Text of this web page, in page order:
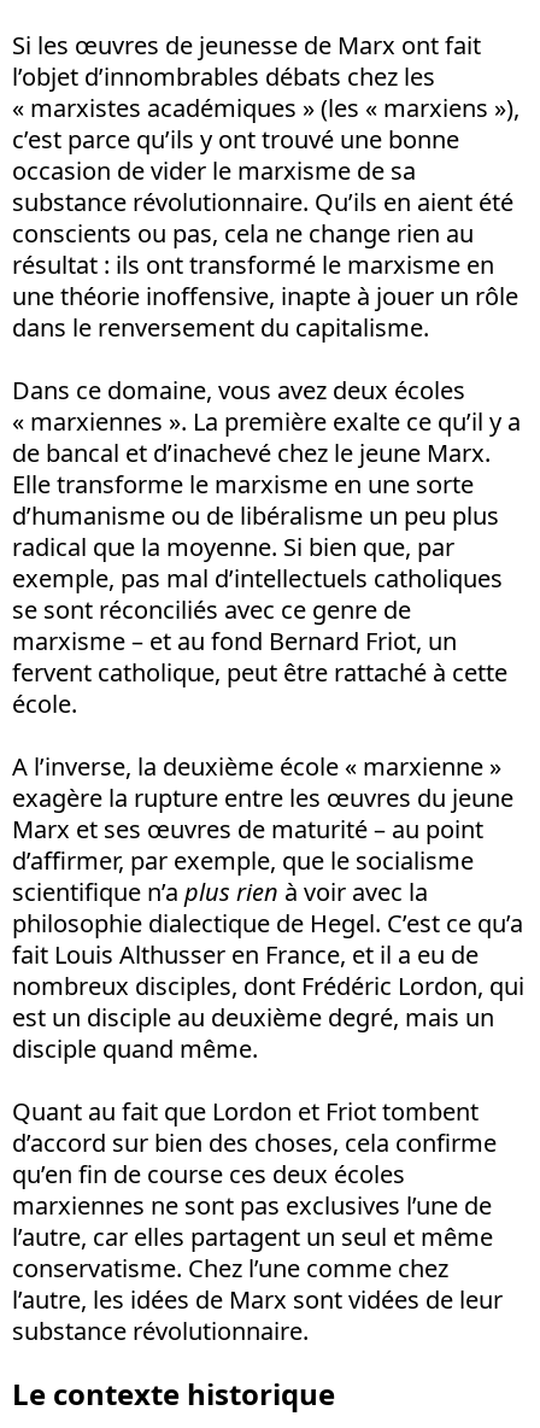
Si les œuvres de jeunesse de Marx ont fait
l’objet d’innombrables débats chez les
« marxistes académiques » (les « marxiens »),
c’est parce qu’ils y ont trouvé une bonne
occasion de vider le marxisme de sa
substance révolutionnaire. Qu’ils en aient été
conscients ou pas, cela ne change rien au
résultat : ils ont transformé le marxisme en
une théorie inoffensive, inapte à jouer un rôle
dans le renversement du capitalisme.
Dans ce domaine, vous avez deux écoles
« marxiennes ». La première exalte ce qu’il y a
de bancal et d’inachevé chez le jeune Marx.
Elle transforme le marxisme en une sorte
d’humanisme ou de libéralisme un peu plus
radical que la moyenne. Si bien que, par
exemple, pas mal d’intellectuels catholiques
se sont réconciliés avec ce genre de
marxisme – et au fond Bernard Friot, un
fervent catholique, peut être rattaché à cette
école.
A l’inverse, la deuxième école « marxienne »
exagère la rupture entre les œuvres du jeune
Marx et ses œuvres de maturité – au point
d’affirmer, par exemple, que le socialisme
scientifique n’a plus rien à voir avec la
philosophie dialectique de Hegel. C’est ce qu’a
fait Louis Althusser en France, et il a eu de
nombreux disciples, dont Frédéric Lordon, qui
est un disciple au deuxième degré, mais un
disciple quand même.
Quant au fait que Lordon et Friot tombent
d’accord sur bien des choses, cela confirme
qu’en fin de course ces deux écoles
marxiennes ne sont pas exclusives l’une de
l’autre, car elles partagent un seul et même
conservatisme. Chez l’une comme chez
l’autre, les idées de Marx sont vidées de leur
substance révolutionnaire.
Le contexte historique